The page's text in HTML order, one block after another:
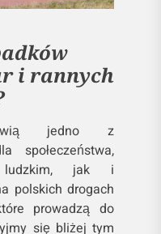
i rannych
jedno z
społeczeństwa,
ludzkim, jak i
polskich drogach
prowadzą do
się bliżej tym